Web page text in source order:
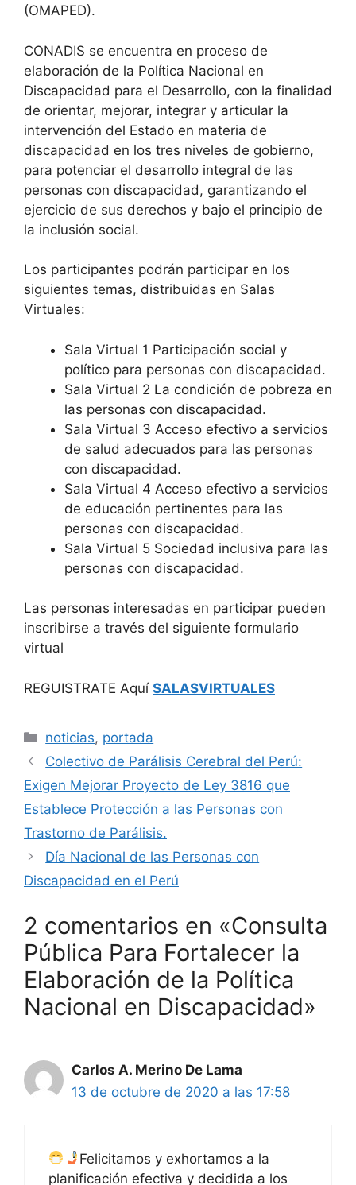
(OMAPED).
CONADIS se encuentra en proceso de
elaboración de la Política Nacional en
Discapacidad para el Desarrollo, con la finalidad
de orientar, mejorar, integrar y articular la
intervención del Estado en materia de
discapacidad en los tres niveles de gobierno,
para potenciar el desarrollo integral de las
personas con discapacidad, garantizando el
ejercicio de sus derechos y bajo el principio de
la inclusión social.
Los participantes podrán participar en los
siguientes temas, distribuidas en Salas
Virtuales:
Sala Virtual 1 Participación social y
político para personas con discapacidad.
Sala Virtual 2 La condición de pobreza en
las personas con discapacidad.
Sala Virtual 3 Acceso efectivo a servicios
de salud adecuados para las personas
con discapacidad.
Sala Virtual 4 Acceso efectivo a servicios
de educación pertinentes para las
personas con discapacidad.
Sala Virtual 5 Sociedad inclusiva para las
personas con discapacidad.
Las personas interesadas en participar pueden
inscribirse a través del siguiente formulario
virtual
REGUISTRATE Aquí SALASVIRTUALES
Categorías
noticias, portada
Colectivo de Parálisis Cerebral del Perú:
Exigen Mejorar Proyecto de Ley 3816 que
Establece Protección a las Personas con
Trastorno de Parálisis.
Día Nacional de las Personas con
Discapacidad en el Perú
2 comentarios en «Consulta
Pública Para Fortalecer la
Elaboración de la Política
Nacional en Discapacidad»
Carlos A. Merino De Lama
13 de octubre de 2020 a las 17:58
Felicitamos y exhortamos a la
planificación efectiva y decidida a los